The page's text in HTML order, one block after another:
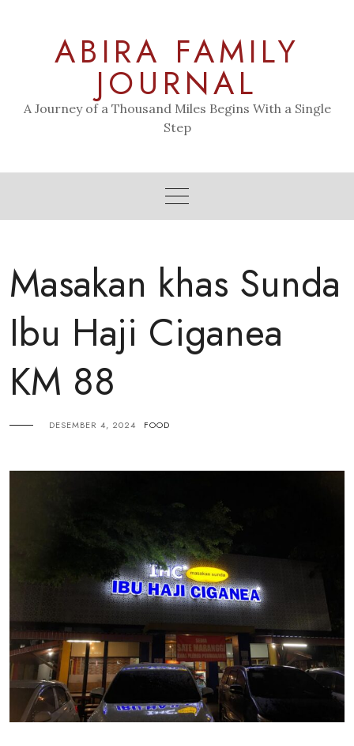
ABIRA FAMILY
JOURNAL
A Journey of a Thousand Miles Begins With a Single
Step
Masakan khas Sunda
Ibu Haji Ciganea
KM 88
DESEMBER 4, 2024 FOOD